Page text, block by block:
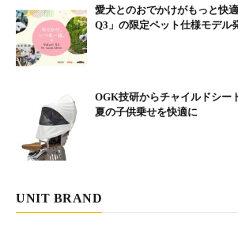
どっさり詰め込んだお客さんが長蛇の列を作っ
店内の奥にあるイートインコーナーへ行くと、
れたナマズを使ったバーガー「なめパックン」
ックン」「鴨パックン」などもあるが、ここは
ートインも大混雑で出来上がるまで30分近くか
で食べた「なめパックン」はつくねのような食
すかった。僕的にはもっと癖が強くてもいいか
いたのでお土産に買い、バッグに詰め込んだ。
南部にある「小袖ヶ浜」は霞ヶ浦では貴
愛犬とのおでかけがもっと快
Q3」の限定ペット仕様モデル
OGK技研からチャイルドシー
夏の子供乗せを快適に
UNIT BRAND